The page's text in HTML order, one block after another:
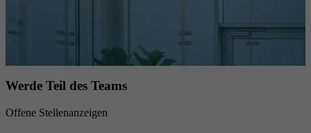
Werde Teil des Teams
Offene Stellenanzeigen